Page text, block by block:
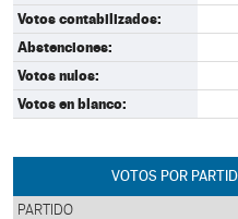
Votos contabilizados:
Abstenciones:
Votos nulos:
Votos en blanco:
VOTOS POR
PARTIDO